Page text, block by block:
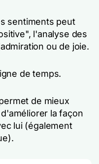
sentiments peut
l'analyse des
ou de joie.
de temps.
de mieux
la façon
lui (également